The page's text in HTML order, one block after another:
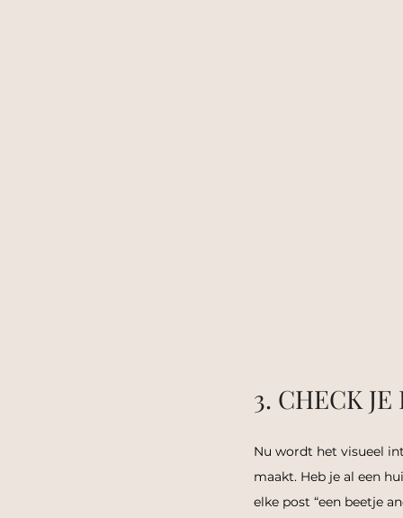
3. CHECK JE
Nu wordt het visueel
maakt. Heb je al een
elke post “een beetje